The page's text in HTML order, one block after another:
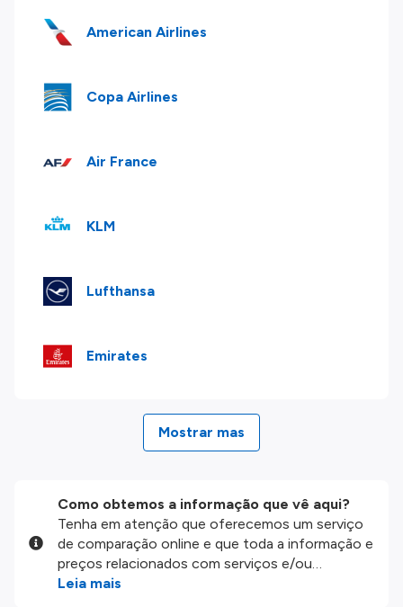
American Airlines
Copa Airlines
Air France
KLM
Lufthansa
Emirates
Mostrar mas
Como obtemos a informação que vê aqui?
Tenha em atenção que oferecemos um serviço
de comparação online e que toda a informação e
preços relacionados com serviços e/ou
produtos disponíveis no nosso website são
Leia mais